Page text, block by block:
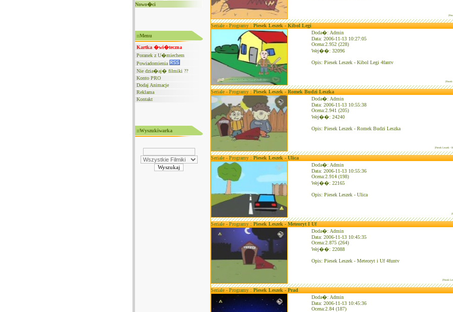
Nowo�ci
::Menu
Kartka �wi�teczna
Poranek z U�miechem
Powiadomienia
Nie dzia�aj� filmiki ??
Konto PRO
Dodaj Animacje
Reklama
Kontakt
::Wyszukiwarka
Seriale - Programy :Piesek Leszek - Kibol Legi
Doda�: Admin
Data: 2006-11-13 10:27:05
Ocena:2.952 (228)
Wej��: 32096
Opis: Piesek Leszek - Kibol Legi 4fantv
Seriale - Programy :Piesek Leszek - Romek Budzi Leszka
Doda�: Admin
Data: 2006-11-13 10:55:38
Ocena:2.941 (205)
Wej��: 24240
Opis: Piesek Leszek - Romek Budzi Leszka
|Piesek Leszek -
Seriale - Programy :Piesek Leszek - Ulica
Doda�: Admin
Data: 2006-11-13 10:55:36
Ocena:2.914 (198)
Wej��: 22165
Opis: Piesek Leszek - Ulica
Seriale - Programy :Piesek Leszek - Meteoryt I Uf
Doda�: Admin
Data: 2006-11-13 10:45:35
Ocena:2.875 (264)
Wej��: 22088
Opis: Piesek Leszek - Meteoryt i Uf 4funtv
|Piesek
Seriale - Programy :Piesek Leszek - Prad
Doda�: Admin
Data: 2006-11-13 10:45:36
Ocena:2.84 (187)